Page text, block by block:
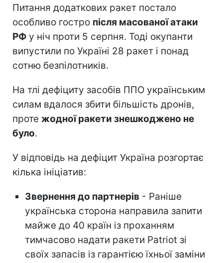
Питання додаткових ракет постало
особливо гостро після масованої атаки
РФ у ніч проти 5 серпня. Тоді окупанти
випустили по Україні 28 ракет і понад
сотню безпілотників.
На тлі дефіциту засобів ППО українським
силам вдалося збити більшість дронів,
проте жодної ракети знешкоджено не
було.
У відповідь на дефіцит Україна розгортає
кілька ініціатив:
Звернення до партнерів - Раніше
українська сторона направила запити
майже до 40 країн із проханням
тимчасово надати ракети Patriot зі
своїх запасів із гарантією їхньої заміни